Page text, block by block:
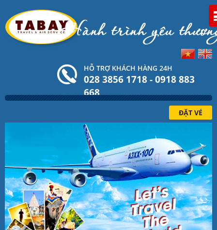
HỖ TRỢ KHÁCH HÀNG 24H
028 3856 1718 - 0918 883
668
ĐẶT VÉ